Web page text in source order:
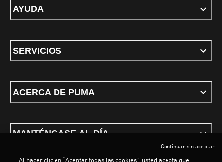
AYUDA
SERVICIOS
ACERCA DE PUMA
MANTÉNGASE AL DÍA
Al hacer clic en “Aceptar todas las cookies”, usted acepta que
Continuar sin aceptar